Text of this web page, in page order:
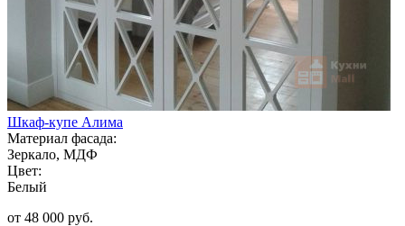
Шкаф-купе Алима
Материал фасада:
Зеркало, МДФ
Цвет:
Белый
от 48 000 руб.